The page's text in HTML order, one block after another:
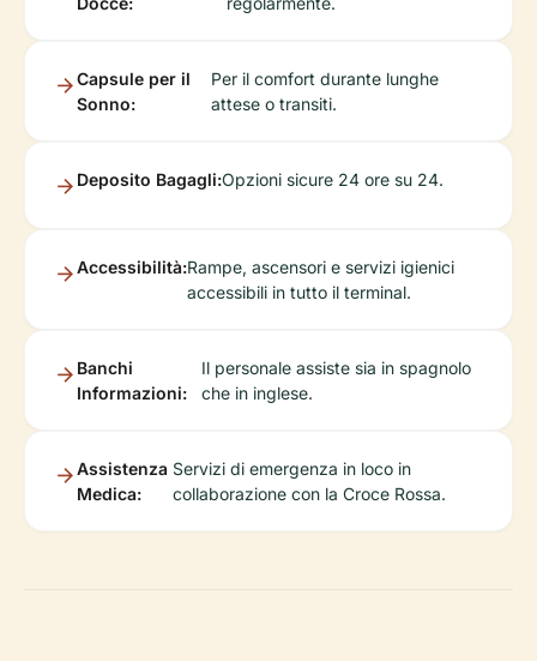
Capsule per il
Sonno:
Per il comfort durante lunghe
attese o transiti.
Deposito Bagagli:Opzioni sicure 24 ore su 24.
Accessibilità:Rampe, ascensori e servizi igienici
accessibili in tutto il terminal.
Banchi
Informazioni:
Il personale assiste sia in spagnolo
che in inglese.
Assistenza
Medica:
Servizi di emergenza in loco in
collaborazione con la Croce Rossa.